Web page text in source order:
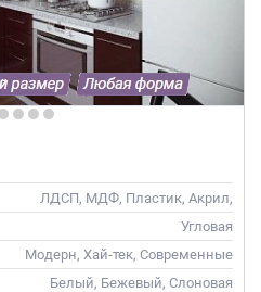
ЛДСП, МДФ, Пластик, Акрил,
Alvic / УФ лак, Стекло,
Глянцевые
Угловая
Модерн, Хай-тек, Современные
Белый, Бежевый, Слоновая